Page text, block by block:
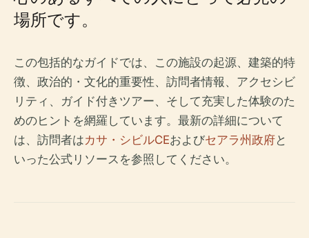
場所です。
この包括的なガイドでは、この施設の起源、建築的特
徴、政治的・文化的重要性、訪問者情報、アクセシビ
リティ、ガイド付きツアー、そして充実した体験のた
めのヒントを網羅しています。最新の詳細について
は、訪問者はカサ・シビルCEおよびセアラ州政府と
いった公式リソースを参照してください。